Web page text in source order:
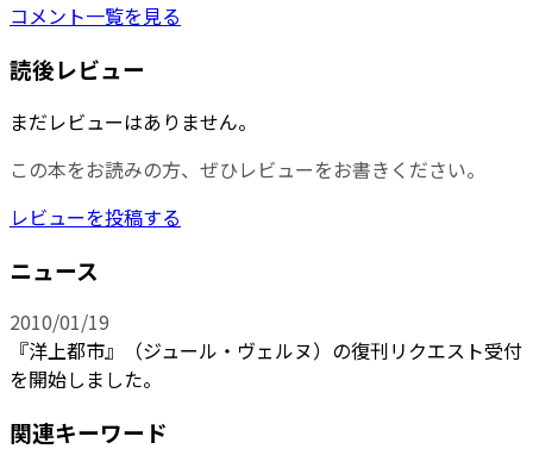
コメント一覧を見る
読後レビュー
まだレビューはありません。
この本をお読みの方、ぜひレビューをお書きください。
レビューを投稿する
ニュース
2010/01/19
『洋上都市』（ジュール・ヴェルヌ）の復刊リクエスト受付
を開始しました。
関連キーワード